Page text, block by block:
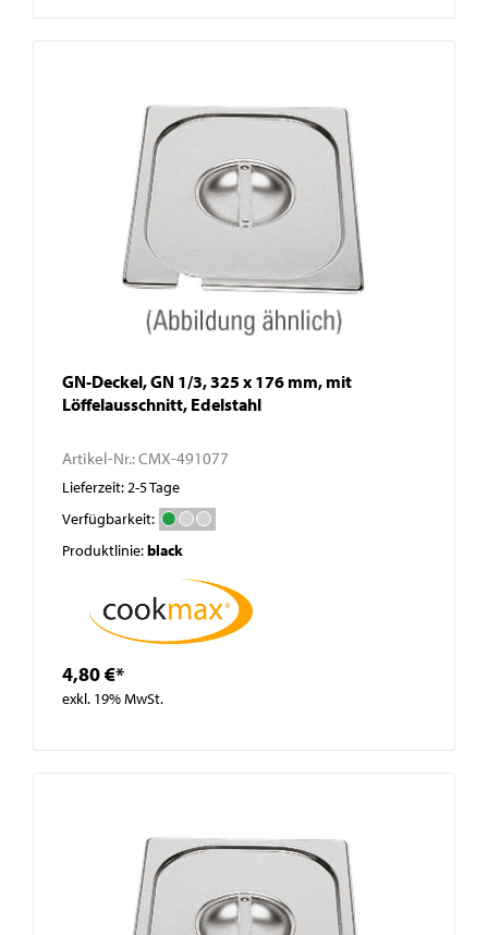
GN-Deckel, GN 1/3, 325 x 176 mm, mit
Löffelausschnitt, Edelstahl
Artikel-Nr.:CMX-491077
Lieferzeit: 2-5 Tage
Verfügbarkeit:
Produktlinie:black
4,80 €*
exkl. 19% MwSt.